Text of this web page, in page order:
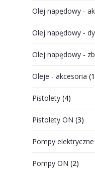
Olej napędowy -
Olej napędowy -
Olej napędowy -
Oleje - akcesoria
Pistolety (4)
Pistolety ON (3)
Pompy elektryczne
Pompy ON (2)